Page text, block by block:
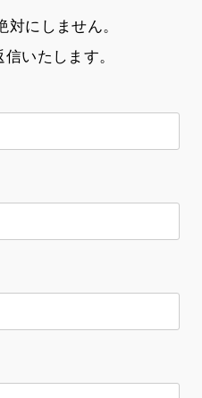
対にしません。
いたします。